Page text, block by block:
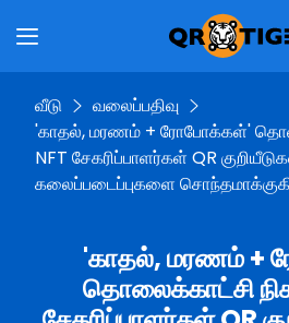
வீடு
வலைப்பதிவு
'காதல், மரணம் + ரோபோக்கள்'
NFT சேகரிப்பாளர்கள் QR
கலைப்படைப்புகளை
'காதல், மரணம் +
தொலைக்காட்சி